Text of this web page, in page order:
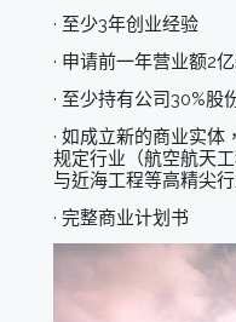
· 至少3年创业经验
· 申请前一年营业额2
· 至少持有公司30%股
· 如成立新的商业实
规定行业（航空航天
与近海工程等高精尖行
· 完整商业计划书